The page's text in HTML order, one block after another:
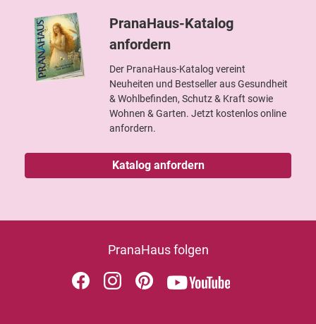
PranaHaus-Katalog
anfordern
Der PranaHaus-Katalog vereint
Neuheiten und Bestseller aus Gesundheit
& Wohlbefinden, Schutz & Kraft sowie
Wohnen & Garten. Jetzt kostenlos online
anfordern.
Katalog anfordern
PranaHaus folgen